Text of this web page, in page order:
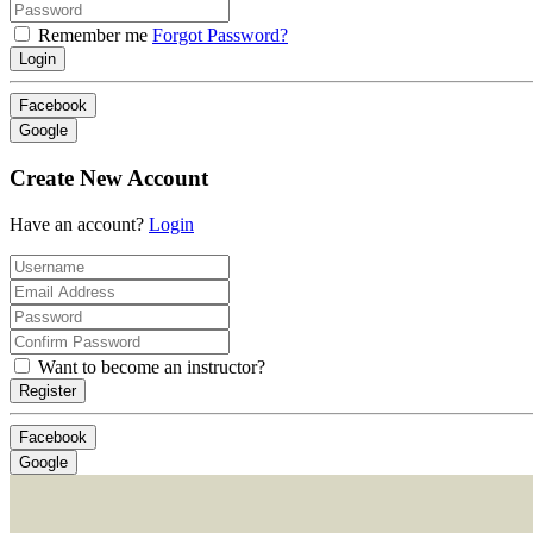
Remember me Forgot Password?
Login
Facebook
Google
Create New Account
Have an account? Login
Want to become an instructor?
Register
Facebook
Google